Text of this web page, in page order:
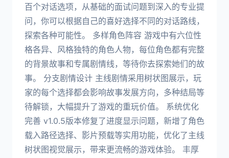
百个对话选项，从基础的面试问题到深入的专业提
问，你可以根据自己的喜好选择不同的对话路线，
探索各种可能性。 多样角色阵容 游戏中有六位性
格各异、风格独特的角色人物，每位角色都有完整
的背景故事和专属剧情线，等待你去探索她们的故
事。 分支剧情设计 主线剧情采用树状图展示，玩
家的每个选择都会影响故事发展方向，多种结局等
待解锁，大幅提升了游戏的重玩价值。 系统优化
完善 v1.0.5版本修复了进度显示问题，新增了角色
载入路径选择、影片预载等实用功能，优化了主线
树状图视觉展示，带来更流畅的游戏体验。 丰厚